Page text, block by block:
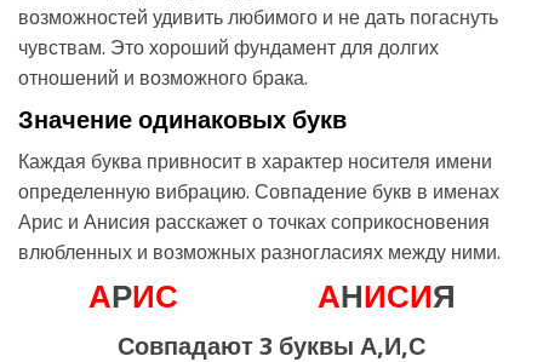
возможностей удивить любимого и не дать погаснуть
чувствам. Это хороший фундамент для долгих
отношений и возможного брака.
Значение одинаковых букв
Каждая буква привносит в характер носителя имени
определенную вибрацию. Совпадение букв в именах
Арис и Анисия расскажет о точках соприкосновения
влюбленных и возможных разногласиях между ними.
АРИС АНИСИЯ
Совпадают 3 буквы А,И,С